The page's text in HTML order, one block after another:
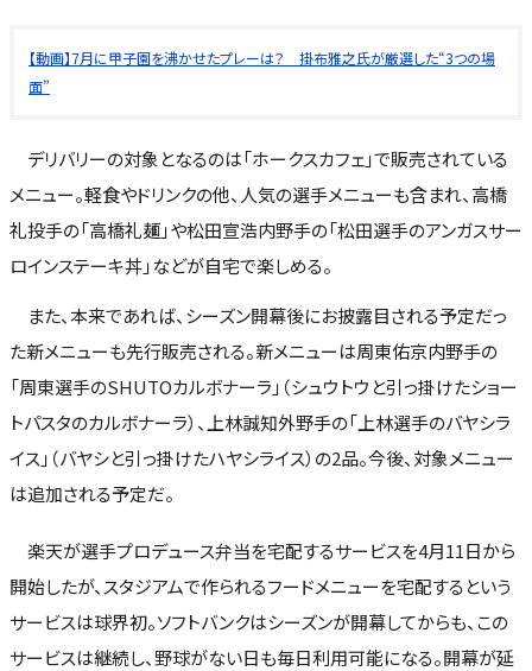
【動画】7月に甲子園を沸かせたプレーは？ 掛布雅之氏が厳選した“3つの場
面”
デリバリーの対象となるのは「ホークスカフェ」で販売されている
メニュー。軽食やドリンクの他、人気の選手メニューも含まれ、高橋
礼投手の「高橋礼麺」や松田宣浩内野手の「松田選手のアンガスサー
ロインステーキ丼」などが自宅で楽しめる。
また、本来であれば、シーズン開幕後にお披露目される予定だっ
た新メニューも先行販売される。新メニューは周東佑京内野手の
「周東選手のSHUTOカルボナーラ」（シュウトウと引っ掛けたショー
トパスタのカルボナーラ）、上林誠知外野手の「上林選手のバヤシラ
イス」（バヤシと引っ掛けたハヤシライス）の2品。今後、対象メニュー
は追加される予定だ。
楽天が選手プロデュース弁当を宅配するサービスを4月11日から
開始したが、スタジアムで作られるフードメニューを宅配するという
サービスは球界初。ソフトバンクはシーズンが開幕してからも、この
サービスは継続し、野球がない日も毎日利用可能になる。開幕が延